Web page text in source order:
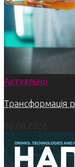
Актуально
Трансформація